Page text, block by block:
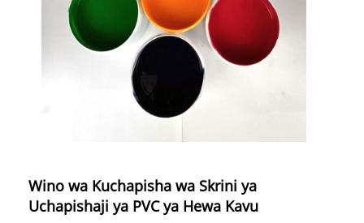
Wino wa Kuchapisha wa Skrini ya
Uchapishaji ya PVC ya Hewa Kavu